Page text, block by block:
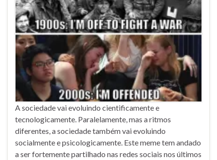
A sociedade vai evoluindo cientificamente e
tecnologicamente. Paralelamente, mas a ritmos
diferentes, a sociedade também vai evoluindo
socialmente e psicologicamente. Este meme tem andado
a ser fortemente partilhado nas redes sociais nos últimos